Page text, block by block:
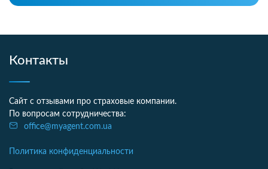
Контакты
Сайт с отзывами про страховые компании.
По вопросам сотрудничества:
office@myagent.com.ua
Политика конфиденциальности